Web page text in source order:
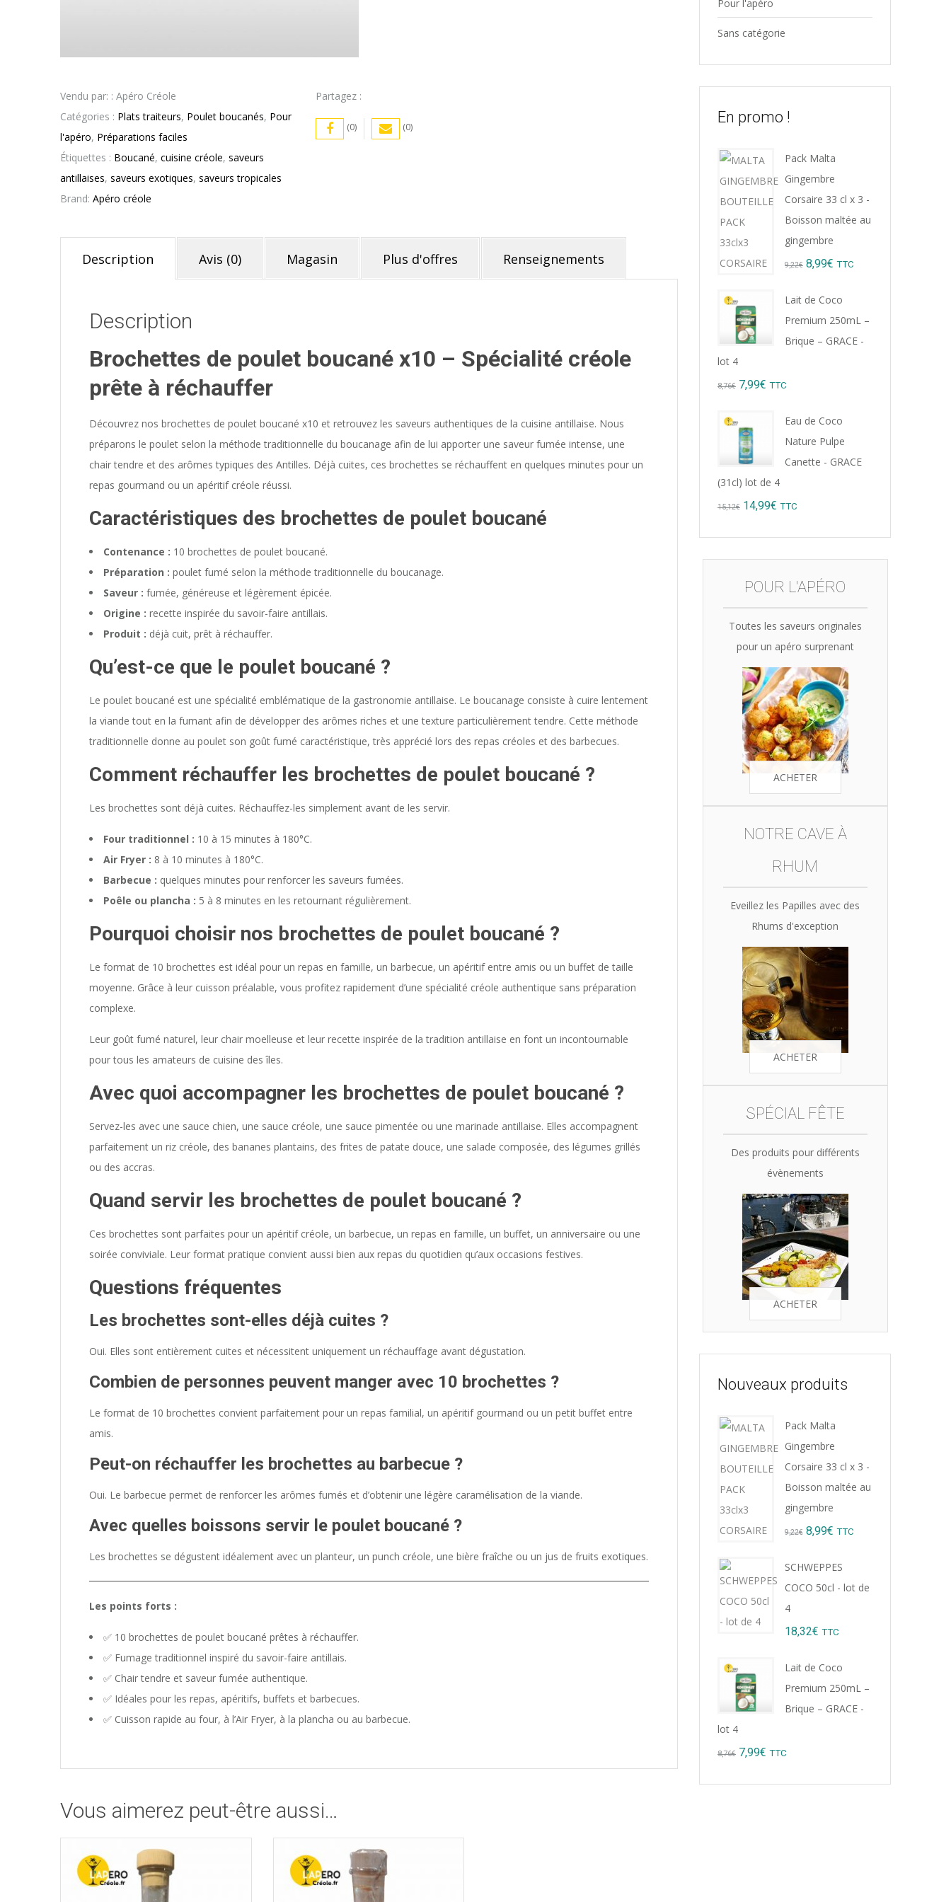
Vendu par: : Apéro Créole
Catégories : Plats traiteurs, Poulet boucanés, Pour
l'apéro, Préparations faciles
Étiquettes : Boucané, cuisine créole, saveurs
antillaises, saveurs exotiques, saveurs tropicales
Brand: Apéro créole
Partagez :
(0) (0)
Description Avis (0) Magasin Plus d'offres Renseignements
Description
Brochettes de poulet boucané x10 – Spécialité créole
prête à réchauffer
Découvrez nos brochettes de poulet boucané x10 et retrouvez les saveurs authentiques de la cuisine antillaise. Nous
préparons le poulet selon la méthode traditionnelle du boucanage afin de lui apporter une saveur fumée intense, une
chair tendre et des arômes typiques des Antilles. Déjà cuites, ces brochettes se réchauffent en quelques minutes pour un
repas gourmand ou un apéritif créole réussi.
Caractéristiques des brochettes de poulet boucané
Contenance : 10 brochettes de poulet boucané.
Préparation : poulet fumé selon la méthode traditionnelle du boucanage.
Saveur : fumée, généreuse et légèrement épicée.
Origine : recette inspirée du savoir-faire antillais.
Produit : déjà cuit, prêt à réchauffer.
Qu’est-ce que le poulet boucané ?
Le poulet boucané est une spécialité emblématique de la gastronomie antillaise. Le boucanage consiste à cuire lentement
la viande tout en la fumant afin de développer des arômes riches et une texture particulièrement tendre. Cette méthode
traditionnelle donne au poulet son goût fumé caractéristique, très apprécié lors des repas créoles et des barbecues.
Comment réchauffer les brochettes de poulet boucané ?
Les brochettes sont déjà cuites. Réchauffez-les simplement avant de les servir.
Four traditionnel : 10 à 15 minutes à 180°C.
Air Fryer : 8 à 10 minutes à 180°C.
Barbecue : quelques minutes pour renforcer les saveurs fumées.
Poêle ou plancha : 5 à 8 minutes en les retournant régulièrement.
Pourquoi choisir nos brochettes de poulet boucané ?
Le format de 10 brochettes est idéal pour un repas en famille, un barbecue, un apéritif entre amis ou un buffet de taille
moyenne. Grâce à leur cuisson préalable, vous profitez rapidement d’une spécialité créole authentique sans préparation
complexe.
Leur goût fumé naturel, leur chair moelleuse et leur recette inspirée de la tradition antillaise en font un incontournable
pour tous les amateurs de cuisine des îles.
Avec quoi accompagner les brochettes de poulet boucané ?
Servez-les avec une sauce chien, une sauce créole, une sauce pimentée ou une marinade antillaise. Elles accompagnent
parfaitement un riz créole, des bananes plantains, des frites de patate douce, une salade composée, des légumes grillés
ou des accras.
Quand servir les brochettes de poulet boucané ?
Ces brochettes sont parfaites pour un apéritif créole, un barbecue, un repas en famille, un buffet, un anniversaire ou une
soirée conviviale. Leur format pratique convient aussi bien aux repas du quotidien qu’aux occasions festives.
Questions fréquentes
Les brochettes sont-elles déjà cuites ?
Oui. Elles sont entièrement cuites et nécessitent uniquement un réchauffage avant dégustation.
Combien de personnes peuvent manger avec 10 brochettes ?
Le format de 10 brochettes convient parfaitement pour un repas familial, un apéritif gourmand ou un petit buffet entre
amis.
Peut-on réchauffer les brochettes au barbecue ?
Oui. Le barbecue permet de renforcer les arômes fumés et d’obtenir une légère caramélisation de la viande.
Avec quelles boissons servir le poulet boucané ?
Les brochettes se dégustent idéalement avec un planteur, un punch créole, une bière fraîche ou un jus de fruits exotiques.
Les points forts :
✅ 10 brochettes de poulet boucané prêtes à réchauffer.
✅ Fumage traditionnel inspiré du savoir-faire antillais.
✅ Chair tendre et saveur fumée authentique.
✅ Idéales pour les repas, apéritifs, buffets et barbecues.
✅ Cuisson rapide au four, à l’Air Fryer, à la plancha ou au barbecue.
Vous aimerez peut-être aussi…
Pour l'apéro
Sans catégorie
En promo !
Pack Malta
Gingembre
Corsaire 33 cl x 3 -
Boisson maltée au
gingembre
9,22€ Original
8,99€ Current
TTC
Lait de Coco
Premium 250mL –
Brique – GRACE -
lot 4
8,76€ Original
was:
8,76€.
7,99€ Current
TTC
Eau de Coco
Nature Pulpe
Canette - GRACE
(31cl) lot de 4
15,12€ Original
14,99€ Current
TTC
POUR L'APÉRO
Toutes les saveurs originales
pour un apéro surprenant
ACHETER
NOTRE CAVE À
RHUM
Eveillez les Papilles avec des
Rhums d'exception
ACHETER
SPÉCIAL FÊTE
Des produits pour différents
évènements
ACHETER
Nouveaux produits
Pack Malta
Gingembre
Corsaire 33 cl x 3 -
Boisson maltée au
gingembre
9,22€ Original
8,99€ Current
TTC
SCHWEPPES
COCO 50cl - lot de
4
18,32€ TTC
Lait de Coco
Premium 250mL –
Brique – GRACE -
lot 4
8,76€ Original
7,99€ Current
TTC